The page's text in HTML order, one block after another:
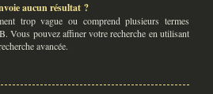
aucun résultat ?
trop vague ou comprend plusieurs termes
Vous pouvez affiner votre recherche en utilisant
avancée.